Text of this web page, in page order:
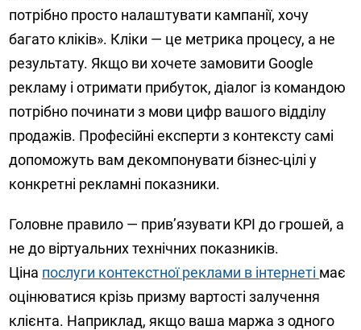
потрібно просто налаштувати кампанії, хочу
багато кліків». Кліки — це метрика процесу, а не
результату. Якщо ви хочете замовити Google
рекламу і отримати прибуток, діалог із командою
потрібно починати з мови цифр вашого відділу
продажів. Професійні експерти з контексту самі
допоможуть вам декомпонувати бізнес-цілі у
конкретні рекламні показники.
Головне правило — прив’язувати KPI до грошей, а
не до віртуальних технічних показників.
Ціна послуги контекстної реклами в інтернеті має
оцінюватися крізь призму вартості залучення
клієнта. Наприклад, якщо ваша маржа з одного